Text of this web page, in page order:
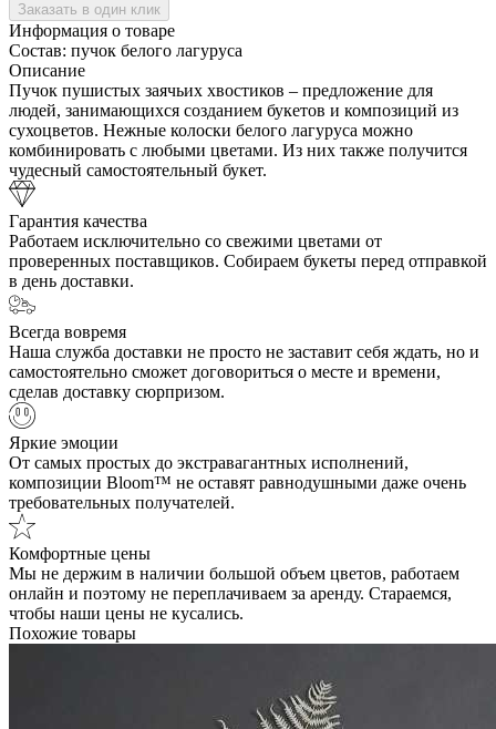
Заказать в один клик
Информация о товаре
Состав: пучок белого лагуруса
Описание
Пучок пушистых заячьих хвостиков – предложение для
людей, занимающихся созданием букетов и композиций из
сухоцветов. Нежные колоски белого лагуруса можно
комбинировать с любыми цветами. Из них также получится
чудесный самостоятельный букет.
Гарантия качества
Работаем исключительно со свежими цветами от
проверенных поставщиков. Собираем букеты перед отправкой
в день доставки.
Всегда вовремя
Наша служба доставки не просто не заставит себя ждать, но и
самостоятельно сможет договориться о месте и времени,
сделав доставку сюрпризом.
Яркие эмоции
От самых простых до экстравагантных исполнений,
композиции Bloom™ не оставят равнодушными даже очень
требовательных получателей.
Комфортные цены
Мы не держим в наличии большой объем цветов, работаем
онлайн и поэтому не переплачиваем за аренду. Стараемся,
чтобы наши цены не кусались.
Похожие товары